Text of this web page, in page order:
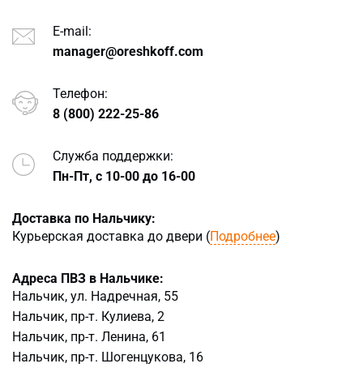
E-mail:
manager@oreshkoff.com
Телефон:
8 (800) 222-25-86
Служба поддержки:
Пн-Пт, с 10-00 до 16-00
Доставка по Нальчику:
Курьерская доставка до двери (Подробнее)
Адреса ПВЗ в Нальчике:
Нальчик, ул. Надречная, 55
Нальчик, пр-т. Кулиева, 2
Нальчик, пр-т. Ленина, 61
Нальчик, пр-т. Шогенцукова, 16